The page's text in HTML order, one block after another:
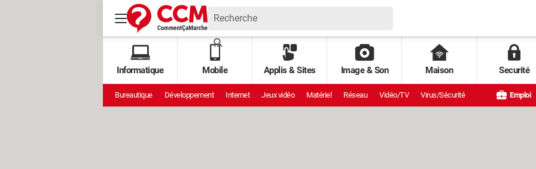
Informatique Mobile Applis & Sites Image & Son Maison Securité
Bureautique Développement Internet Jeux vidéo Matériel Réseau Vidéo/TV Virus/Sécurité Emploi